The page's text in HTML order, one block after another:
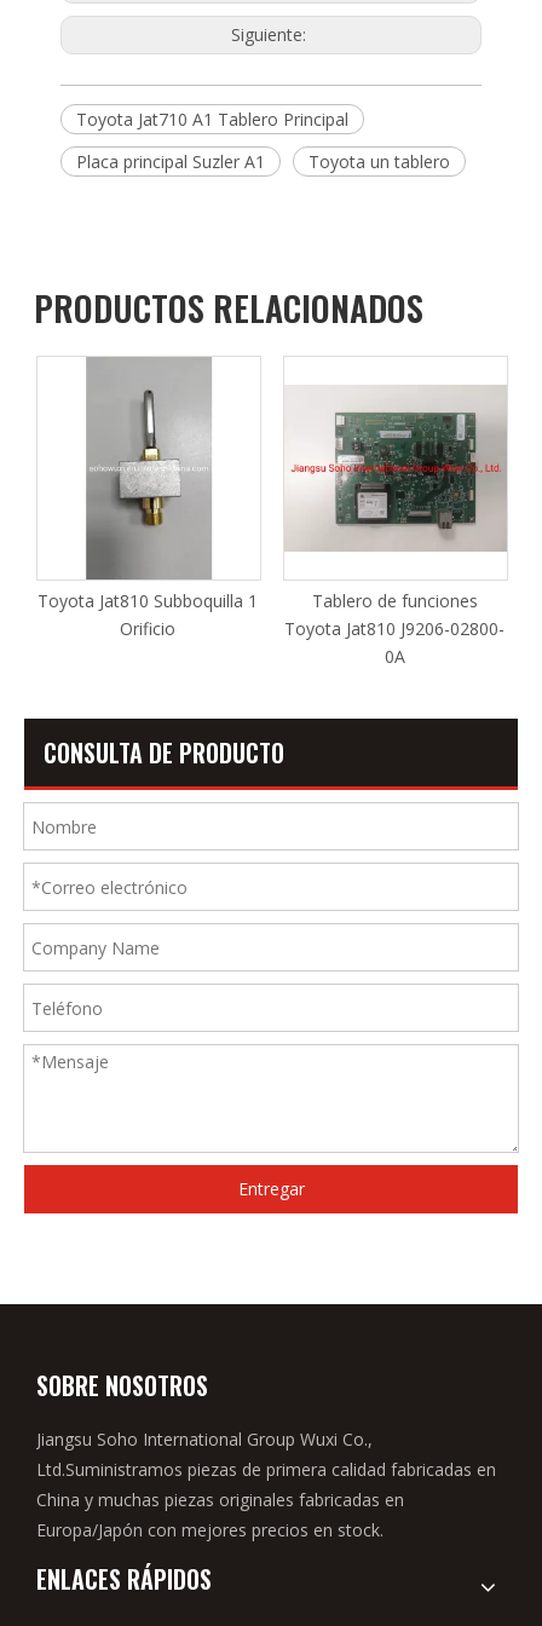
Siguiente:
Toyota Jat710 A1 Tablero Principal
Placa principal Suzler A1
Toyota un tablero
PRODUCTOS RELACIONADOS
1
Tablero de funciones
Toyota Jat810 J9206-02800-
Toyota Jat810
J9204-21000-
CONSULTA DE PRODUCTO
Entregar
SOBRE NOSOTROS
Jiangsu Soho International Group Wuxi Co.,
Ltd.Suministramos piezas de primera calidad fabricadas en
China y muchas piezas originales fabricadas en
Europa/Japón con mejores precios en stock.
ENLACES RÁPIDOS